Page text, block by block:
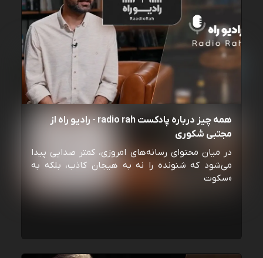
همه چیز درباره پادکست radio rah - رادیو راه از
مجتبی شکوری
در میان محتوای رسانه‌های امروزی، کمتر صدایی پیدا
می‌شود که شنونده را نه به هیجان کاذب، بلکه به
«سکوت